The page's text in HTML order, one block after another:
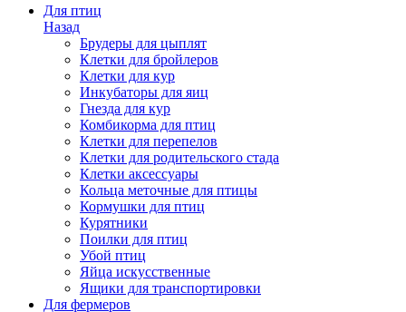
Для птиц
Назад
Брудеры для цыплят
Клетки для бройлеров
Клетки для кур
Инкубаторы для яиц
Гнезда для кур
Комбикорма для птиц
Клетки для перепелов
Клетки для родительского стада
Клетки аксессуары
Кольца меточные для птицы
Кормушки для птиц
Курятники
Поилки для птиц
Убой птиц
Яйца искусственные
Ящики для транспортировки
Для фермеров